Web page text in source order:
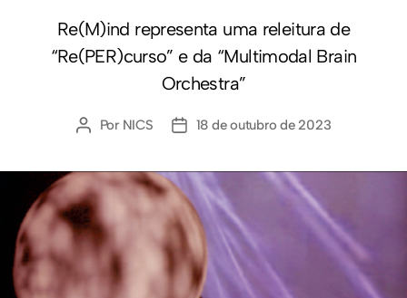
Re(M)ind representa uma releitura de
“Re(PER)curso” e da “Multimodal Brain
Orchestra”
Por NICS 18 de outubro de 2023